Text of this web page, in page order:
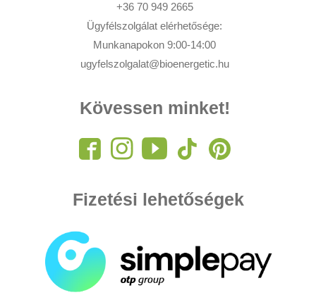
+36 70 949 2665
Ügyfélszolgálat elérhetősége:
Munkanapokon 9:00-14:00
ugyfelszolgalat@bioenergetic.hu
Kövessen minket!
Fizetési lehetőségek